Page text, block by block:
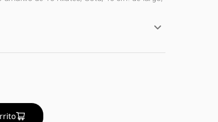
Liso
Pico Loro